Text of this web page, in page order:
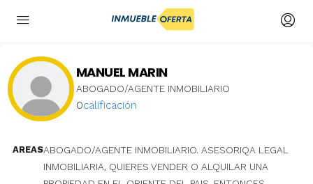
MANUEL MARIN
ABOGADO/AGENTE INMOBILIARIO
0calificación
AREASABOGADO/AGENTE INMOBILIARIO. ASESORIQA LEGAL
INMOBILIARIA, QUIERES VENDER O ALQUILAR UNA